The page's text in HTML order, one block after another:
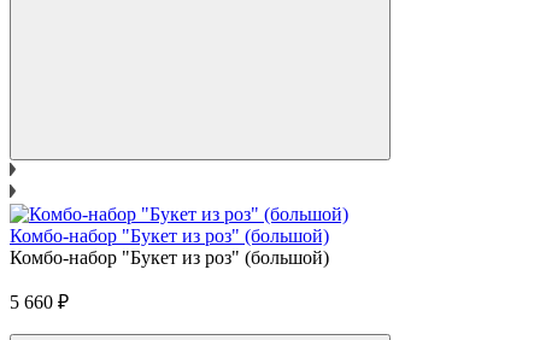
Комбо-набор "Букет из роз" (большой)
Комбо-набор "Букет из роз" (большой)
5 660 ₽